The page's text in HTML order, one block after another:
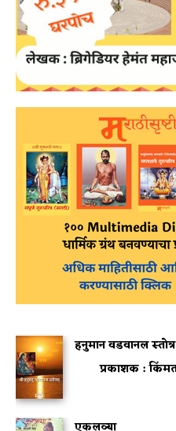
हनुमान वडवानल स्तोत्र
प्रकाशक :